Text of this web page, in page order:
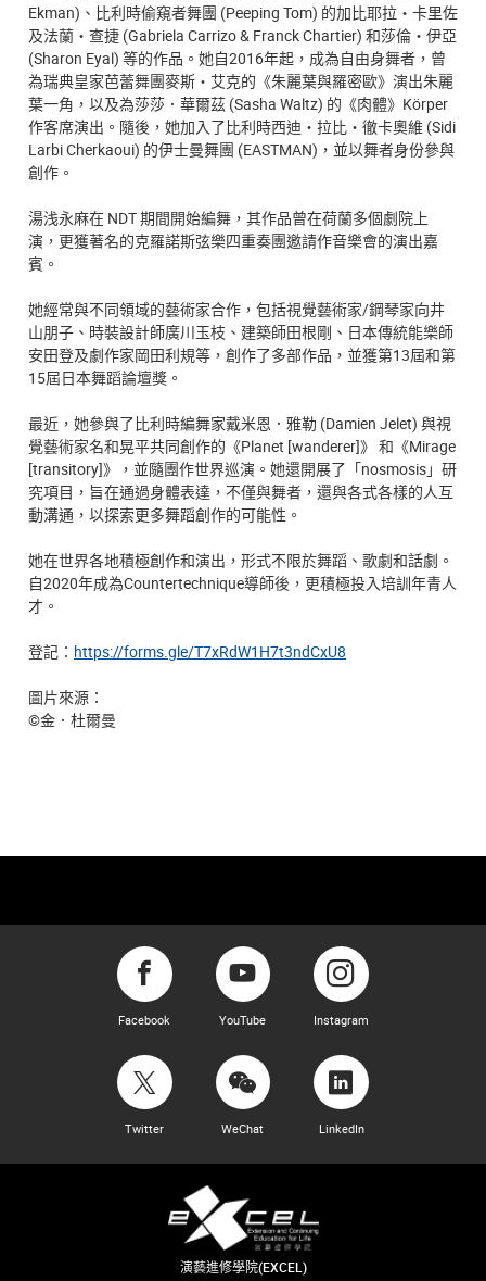
Ekman)、比利時偷窺者舞團 (Peeping Tom) 的加比耶拉・卡里佐
及法蘭・查捷 (Gabriela Carrizo & Franck Chartier) 和莎倫・伊亞
(Sharon Eyal) 等的作品。她自2016年起，成為自由身舞者，曾
為瑞典皇家芭蕾舞團麥斯・艾克的《朱麗葉與羅密歐》演出朱麗
葉一角，以及為莎莎．華爾茲 (Sasha Waltz) 的《肉體》Körper
作客席演出。隨後，她加入了比利時西迪・拉比・徹卡奧維 (Sidi
Larbi Cherkaoui) 的伊士曼舞團 (EASTMAN)，並以舞者身份參與
創作。
湯浅永麻在 NDT 期間開始編舞，其作品曾在荷蘭多個劇院上
演，更獲著名的克羅諾斯弦樂四重奏團邀請作音樂會的演出嘉
賓。
她經常與不同領域的藝術家合作，包括視覺藝術家/鋼琴家向井
山朋子、時裝設計師廣川玉枝、建築師田根剛、日本傳統能樂師
安田登及劇作家岡田利規等，創作了多部作品，並獲第13屆和第
15屆日本舞蹈論壇獎。
最近，她參與了比利時編舞家戴米恩．雅勒 (Damien Jelet) 與視
覺藝術家名和晃平共同創作的《Planet [wanderer]》 和《Mirage
[transitory]》，並隨團作世界巡演。她還開展了「nosmosis」研
究項目，旨在通過身體表達，不僅與舞者，還與各式各樣的人互
動溝通，以探索更多舞蹈創作的可能性。
她在世界各地積極創作和演出，形式不限於舞蹈、歌劇和話劇。
自2020年成為Countertechnique導師後，更積極投入培訓年青人
才。
登記： https://forms.gle/T7xRdW1H7t3ndCxU8
圖片來源：
©金．杜爾曼
Facebook YouTube Instagram
Twitter WeChat LinkedIn
演藝進修學院(EXCEL)